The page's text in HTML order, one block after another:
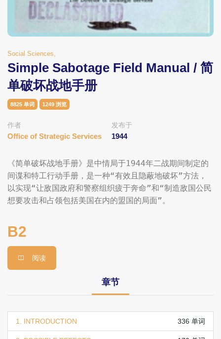
Social Sciences,
Simple Sabotage Field Manual / 简
单破坏战地手册
8825 单词 1249 浏览
作者
Office of Strategic Services
发布于
1944
《简单破坏战地手册》是中情局于1944年二战期间制定的
间谍和特工行动手册，是一种“有效且隐蔽地破坏”方法，
以实现“让敌国政府和警察组织疲于奔命”和“制造敌国公民
想要攻击和占领包括美国在内的盟国的局面”。
B2
阅读
章节
1. INTRODUCTION 336 单词